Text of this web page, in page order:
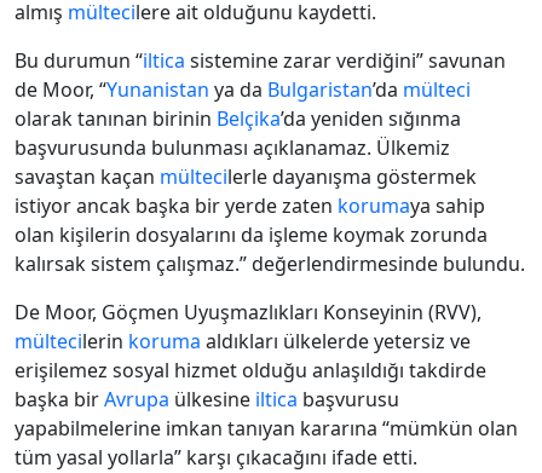
almış mültecilere ait olduğunu kaydetti.
Bu durumun “iltica sistemine zarar verdiğini” savunan
de Moor, “Yunanistan ya da Bulgaristan’da mülteci
olarak tanınan birinin Belçika’da yeniden sığınma
başvurusunda bulunması açıklanamaz. Ülkemiz
savaştan kaçan mültecilerle dayanışma göstermek
istiyor ancak başka bir yerde zaten korumaya sahip
olan kişilerin dosyalarını da işleme koymak zorunda
kalırsak sistem çalışmaz.” değerlendirmesinde bulundu.
De Moor, Göçmen Uyuşmazlıkları Konseyinin (RVV),
mültecilerin koruma aldıkları ülkelerde yetersiz ve
erişilemez sosyal hizmet olduğu anlaşıldığı takdirde
başka birAvrupa ülkesine iltica başvurusu
yapabilmelerine imkan tanıyan kararına “mümkün olan
tüm yasal yollarla” karşı çıkacağını ifade etti.